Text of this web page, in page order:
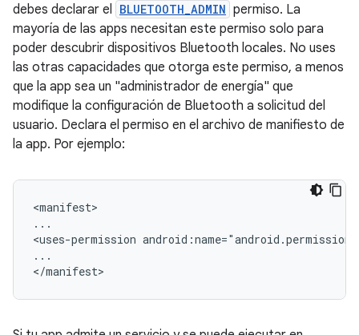
debes declarar el BLUETOOTH_ADMIN permiso. La
mayoría de las apps necesitan este permiso solo para
poder descubrir dispositivos Bluetooth locales. No uses
las otras capacidades que otorga este permiso, a menos
que la app sea un "administrador de energía" que
modifique la configuración de Bluetooth a solicitud del
usuario. Declara el permiso en el archivo de manifiesto de
la app. Por ejemplo:
<manifest>
...
<uses-permission
...